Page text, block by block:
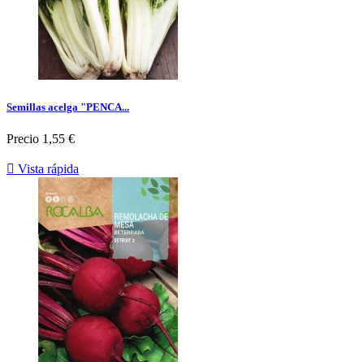
Semillas acelga "PENCA...
Precio 1,55 €
 Vista rápida